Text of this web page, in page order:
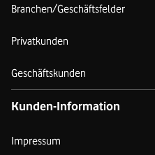
Branchen/Geschäftsfelder
Privatkunden
Geschäftskunden
Kunden-Information
Impressum